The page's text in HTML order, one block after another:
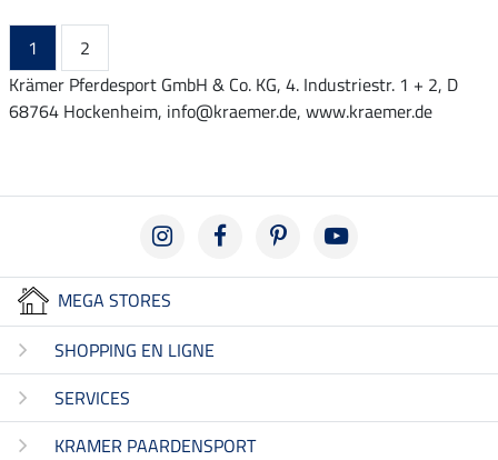
1
2
Krämer Pferdesport GmbH & Co. KG, 4. Industriestr. 1 + 2, D
68764 Hockenheim, info@kraemer.de, www.kraemer.de
MEGA STORES
SHOPPING EN LIGNE
SERVICES
KRAMER PAARDENSPORT